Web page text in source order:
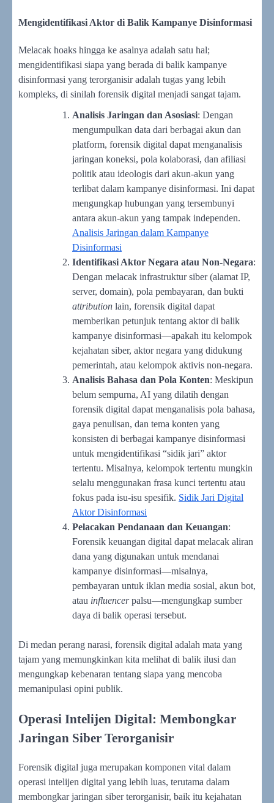
Mengidentifikasi Aktor di Balik Kampanye Disinformasi
Melacak hoaks hingga ke asalnya adalah satu hal;
mengidentifikasi siapa yang berada di balik kampanye
disinformasi yang terorganisir adalah tugas yang lebih
kompleks, di sinilah forensik digital menjadi sangat tajam.
Analisis Jaringan dan Asosiasi: Dengan
mengumpulkan data dari berbagai akun dan
platform, forensik digital dapat menganalisis
jaringan koneksi, pola kolaborasi, dan afiliasi
politik atau ideologis dari akun-akun yang
terlibat dalam kampanye disinformasi. Ini dapat
mengungkap hubungan yang tersembunyi
antara akun-akun yang tampak independen.
Analisis Jaringan dalam Kampanye
Disinformasi
Identifikasi Aktor Negara atau Non-Negara:
Dengan melacak infrastruktur siber (alamat IP,
server, domain), pola pembayaran, dan bukti
attribution lain, forensik digital dapat
memberikan petunjuk tentang aktor di balik
kampanye disinformasi—apakah itu kelompok
kejahatan siber, aktor negara yang didukung
pemerintah, atau kelompok aktivis non-negara.
Analisis Bahasa dan Pola Konten: Meskipun
belum sempurna, AI yang dilatih dengan
forensik digital dapat menganalisis pola bahasa,
gaya penulisan, dan tema konten yang
konsisten di berbagai kampanye disinformasi
untuk mengidentifikasi “sidik jari” aktor
tertentu. Misalnya, kelompok tertentu mungkin
selalu menggunakan frasa kunci tertentu atau
fokus pada isu-isu spesifik. Sidik Jari Digital
Aktor Disinformasi
Pelacakan Pendanaan dan Keuangan:
Forensik keuangan digital dapat melacak aliran
dana yang digunakan untuk mendanai
kampanye disinformasi—misalnya,
pembayaran untuk iklan media sosial, akun bot,
atau influencerpalsu—mengungkap sumber
daya di balik operasi tersebut.
Di medan perang narasi, forensik digital adalah mata yang
tajam yang memungkinkan kita melihat di balik ilusi dan
mengungkap kebenaran tentang siapa yang mencoba
memanipulasi opini publik.
Operasi Intelijen Digital: Membongkar
Jaringan Siber Terorganisir
Forensik digital juga merupakan komponen vital dalam
operasi intelijen digital yang lebih luas, terutama dalam
membongkar jaringan siber terorganisir, baik itu kejahatan